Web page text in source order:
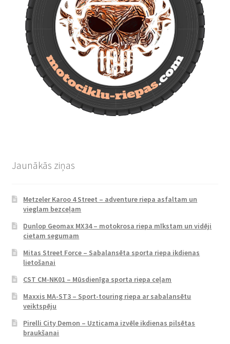
Jaunākās ziņas
Metzeler Karoo 4 Street – adventure riepa asfaltam un
vieglam bezceļam
Dunlop Geomax MX34 – motokrosa riepa mīkstam un vidēji
cietam segumam
Mitas Street Force – Sabalansēta sporta riepa ikdienas
lietošanai
CST CM-NK01 – Mūsdienīga sporta riepa ceļam
Maxxis MA-ST3 – Sport-touring riepa ar sabalansētu
veiktspēju
Pirelli City Demon – Uzticama izvēle ikdienas pilsētas
braukšanai